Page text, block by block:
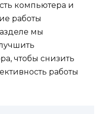
компьютера и
работы
мы
чтобы снизить
работы